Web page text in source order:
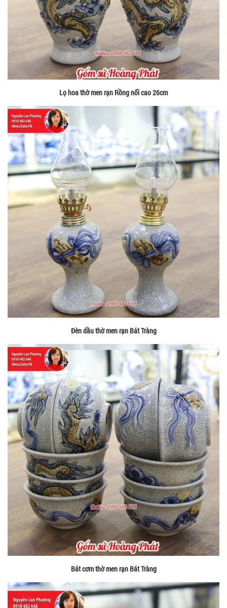
Lọ hoa thờ men rạn Rồng nổi cao 26cm
Đèn dầu thờ men rạn Bát Tràng
Bát cơm thờ men rạn Bát Tràng